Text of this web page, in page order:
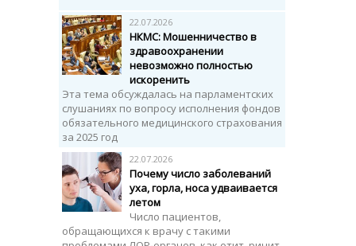
22.07.2026
НКМС: Мошенничество в
здравоохранении
невозможно полностью
искоренить
Эта тема обсуждалась на парламентских
слушаниях по вопросу исполнения фондов
обязательного медицинского страхования
за 2025 год
22.07.2026
Почему число заболеваний
уха, горла, носа удваивается
летом
Число пациентов,
обращающихся к врачу с такими